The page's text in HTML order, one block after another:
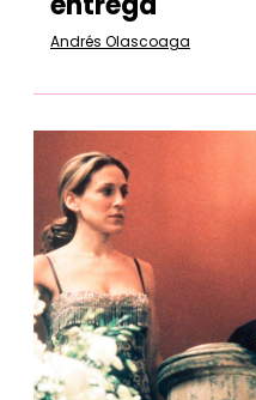
Andrés Olascoaga